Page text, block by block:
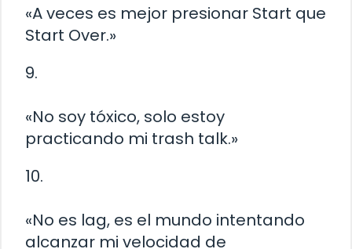
«A veces es mejor presionar Start que
Start Over.»
9.
«No soy tóxico, solo estoy
practicando mi trash talk.»
10.
«No es lag, es el mundo intentando
alcanzar mi velocidad de